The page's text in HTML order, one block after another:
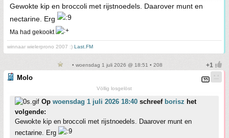
Gewokte kip en broccoli met rijstnoedels. Daarover munt en
nectarine. Erg
Ma had gekookt
winnaar wielerprono 2007 :) Last.FM
• woensdag 1 juli 2026 @ 18:51 • 208
Molo
Völlig losgelöst
Op woensdag 1 juli 2026 18:40 schreef borisz het
volgende:
Gewokte kip en broccoli met rijstnoedels. Daarover munt en
nectarine. Erg